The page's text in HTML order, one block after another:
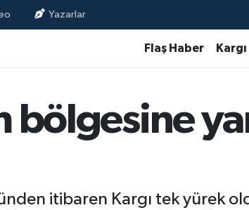
Yazarlar
Flaş Haber Kargı
bölgesine
itibaren Kargı tek yürek